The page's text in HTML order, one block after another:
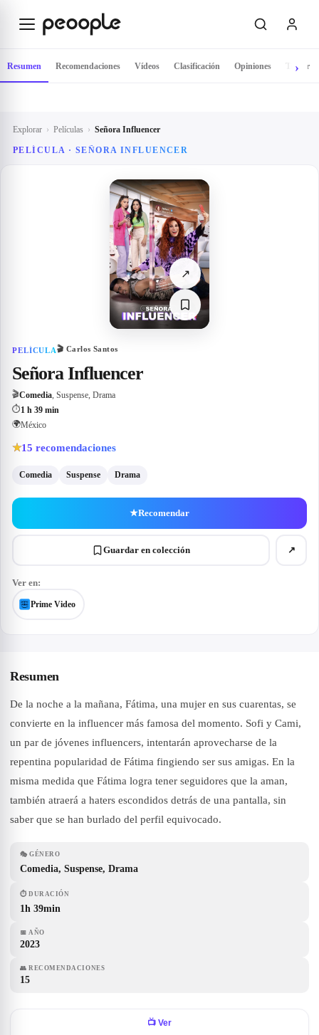
Explorar › Películas › Señora Influencer
PELÍCULA · SEÑORA INFLUENCER
↗
PELÍCULA🎬 Carlos Santos
Señora Influencer
🎬Comedia, Suspense, Drama
⏱1 h 39 min
🌍México
★15 recomendaciones
Comedia Suspense Drama
★Recomendar
Guardar en colección ↗
Ver en:
Prime Video
Resumen Recomendaciones Vídeos Clasificación Opiniones Tráiler
Resumen
De la noche a la mañana, Fátima, una mujer en sus cuarentas, se
convierte en la influencer más famosa del momento. Sofi y Cami,
un par de jóvenes influencers, intentarán aprovecharse de la
repentina popularidad de Fátima fingiendo ser sus amigas. En la
misma medida que Fátima logra tener seguidores que la aman,
también atraerá a haters escondidos detrás de una pantalla, sin
saber que se han burlado del perfil equivocado.
🎭 GÉNERO
Comedia, Suspense, Drama
⏱ DURACIÓN
1h 39min
📅 AÑO
2023
👥 RECOMENDACIONES
15
📺 Ver